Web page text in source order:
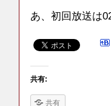
あ、初回放送は
共有:
共有